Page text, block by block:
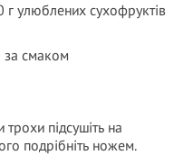
г улюблених сухофруктів
за смаком
трохи підсушіть на
подрібніть ножем.